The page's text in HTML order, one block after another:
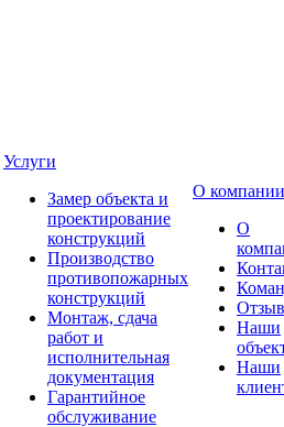
Услуги
Замер объекта и
проектирование
конструкций
Производство
противопожарных
конструкций
Монтаж, сдача
работ и
исполнительная
документация
Гарантийное
обслуживание
О компании
О
Наши
Наши